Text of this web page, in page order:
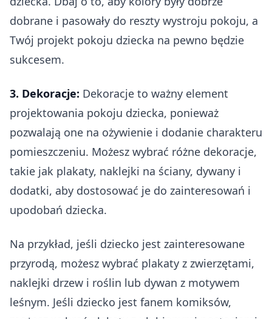
dobrane i pasowały do reszty wystroju pokoju, a
Twój projekt pokoju dziecka na pewno będzie
sukcesem.
3. Dekoracje: Dekoracje to ważny element
projektowania pokoju dziecka, ponieważ
pozwalają one na ożywienie i dodanie charakteru
pomieszczeniu. Możesz wybrać różne dekoracje,
takie jak plakaty, naklejki na ściany, dywany i
dodatki, aby dostosować je do zainteresowań i
upodobań dziecka.
Na przykład, jeśli dziecko jest zainteresowane
przyrodą, możesz wybrać plakaty z zwierzętami,
naklejki drzew i roślin lub dywan z motywem
leśnym. Jeśli dziecko jest fanem komiksów,